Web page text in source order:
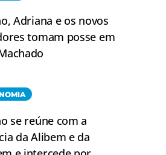
Adriana e os novos
tomam posse em
se reúne com a
da Alibem e da